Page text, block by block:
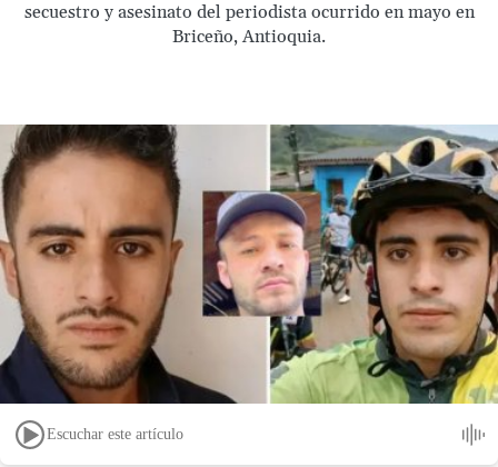
secuestro y asesinato del periodista ocurrido en mayo en
Briceño, Antioquia.
Escuchar este artículo